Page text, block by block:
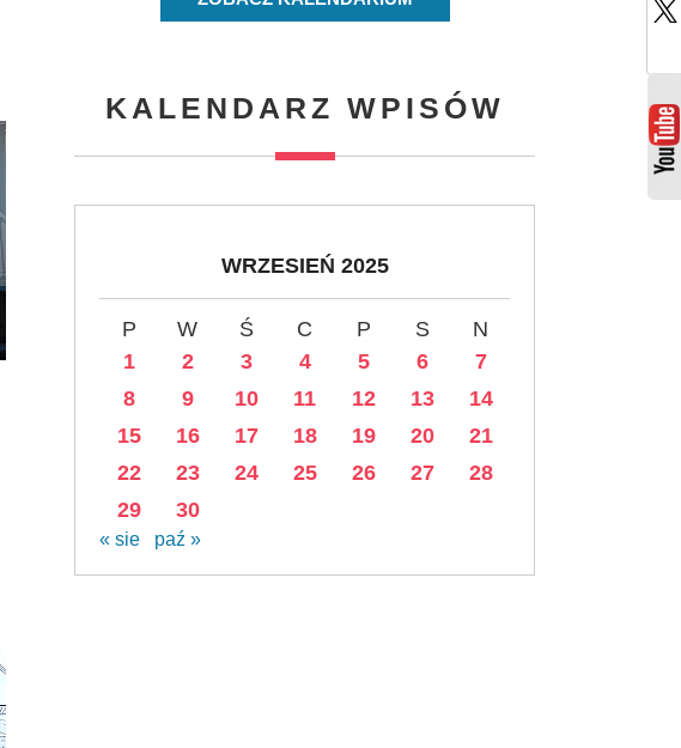
KALENDARZ WPISÓW
WRZESIEŃ 2025
P W Ś C P S
N
1
2 3 4 5 6
7
8
9 10 11 12 13
14
15
16 17 18 19 20
21
22
23 24 25 26 27
28
29
30
« sie paź »